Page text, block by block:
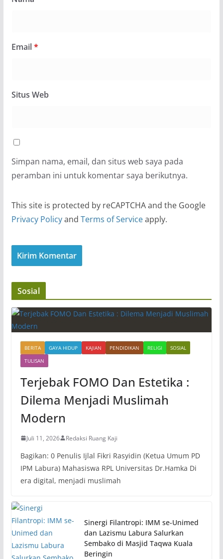
Email*
Situs Web
Simpan nama, email, dan situs web saya pada
peramban ini untuk komentar saya berikutnya.
This site is protected by reCAPTCHA and the Google
Privacy Policyand Terms of Serviceapply.
Sosial
BERITA GAYA HIDUP KAJIAN PENDIDIKAN RELIGI
SOSIAL
TULISAN
Terjebak FOMO Dan Estetika :
Dilema Menjadi Muslimah
Modern
Juli 11, 2026 Redaksi Ruang Kaji
Bagikan: 0 Penulis Ijlal Fikri Rasyidin (Ketua Umum PD
IPM Labura) Mahasiswa RPL Universitas Dr.Hamka Di
era digital, menjadi muslimah
Sinergi Filantropi: IMM se-Unimed
dan Lazismu Labura Salurkan
Sembako di Masjid Taqwa Kuala
Beringin